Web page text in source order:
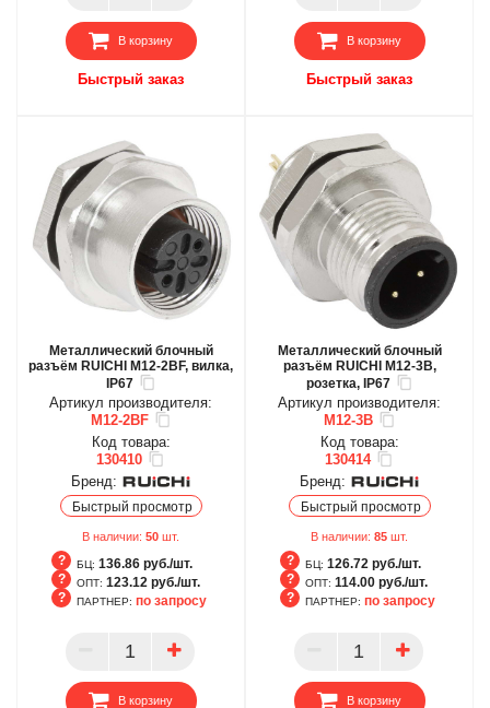
В корзину
Быстрый заказ
В корзину
Быстрый заказ
Металлический блочный
разъём RUICHI M12-2BF, вилка,
IP67
Артикул производителя:
M12-2BF
Код товара:
130410
Бренд:
Быстрый просмотр
В наличии: 50 шт.
БЦ: 136.86 руб./шт.
ОПТ: 123.12 руб./шт.
ПАРТНЕР
ПАРТНЕР: по запросу
В корзину
Металлический блочный
разъём RUICHI M12-3B,
розетка, IP67
Артикул производителя:
M12-3B
Код товара:
130414
Бренд:
Быстрый просмотр
В наличии: 85 шт.
БЦ: 126.72 руб./шт.
ОПТ: 114.00 руб./шт.
ПАРТНЕР
ПАРТНЕР: по запросу
В корзину